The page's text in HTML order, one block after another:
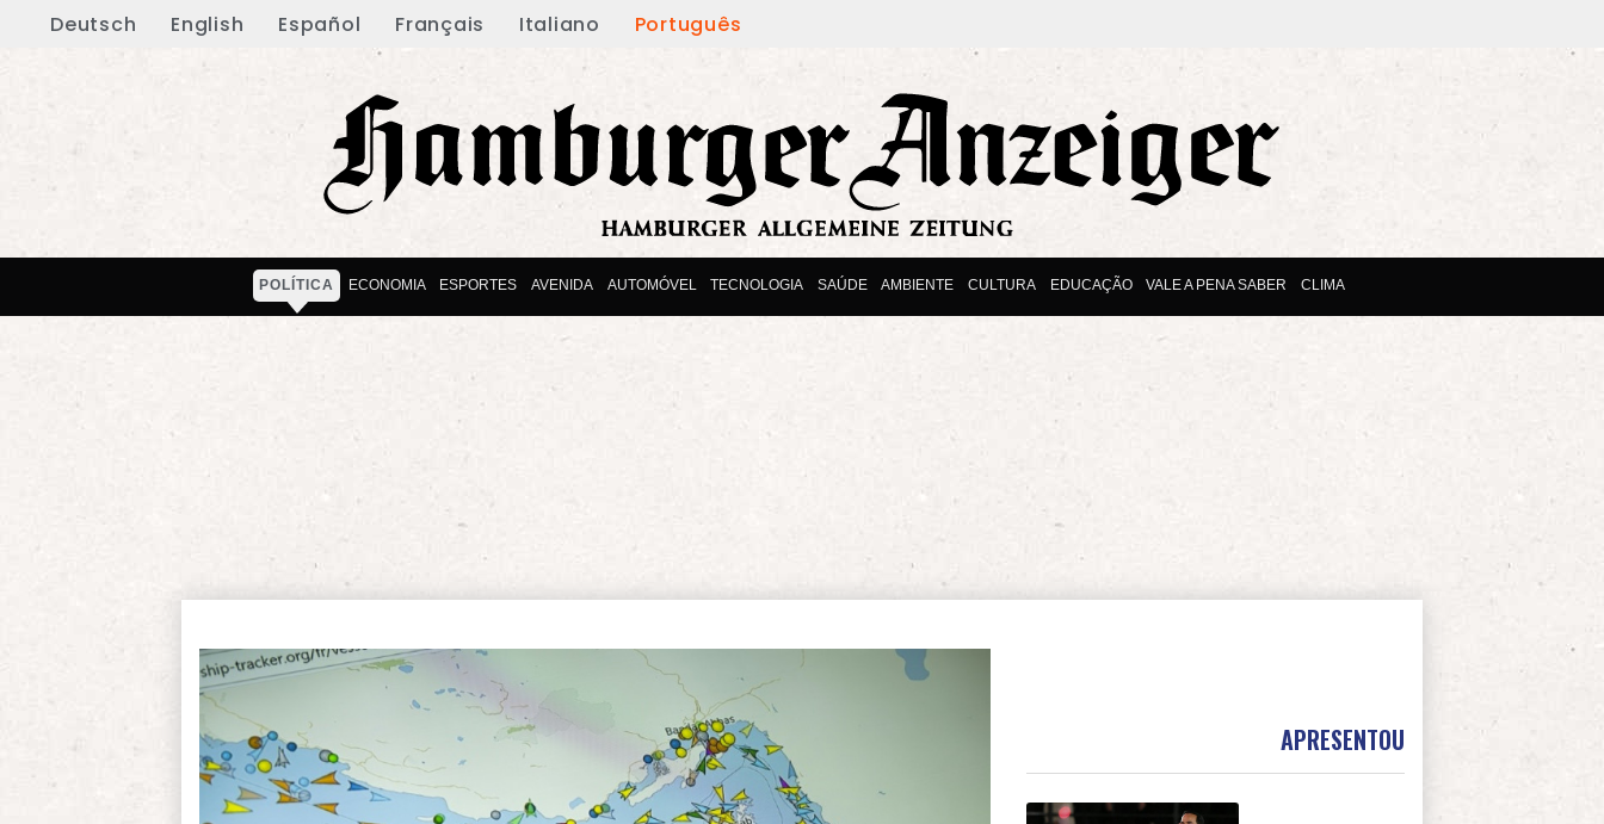
Deutsch English Español Français Italiano Português
POLÍTICA ECONOMIA ESPORTES AVENIDA AUTOMÓVEL TECNOLOGIA SAÚDE AMBIENTE CULTURA EDUCAÇÃO VALE A PENA SABER CLIMA
APRESENTOU